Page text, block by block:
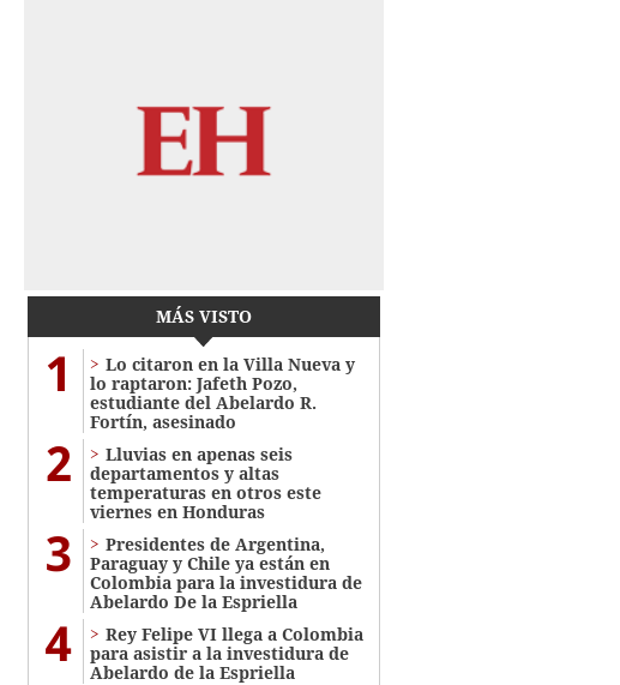
MÁS VISTO
1
Lo citaron en la Villa Nueva y
lo raptaron: Jafeth Pozo,
estudiante del Abelardo R.
Fortín, asesinado
2
Lluvias en apenas seis
departamentos y altas
temperaturas en otros este
viernes en Honduras
3
Presidentes de Argentina,
Paraguay y Chile ya están en
Colombia para la investidura de
Abelardo De la Espriella
4
Rey Felipe VI llega a Colombia
para asistir a la investidura de
Abelardo de la Espriella